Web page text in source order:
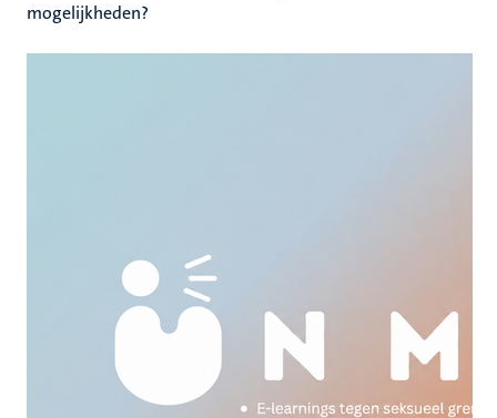
mogelijkheden?